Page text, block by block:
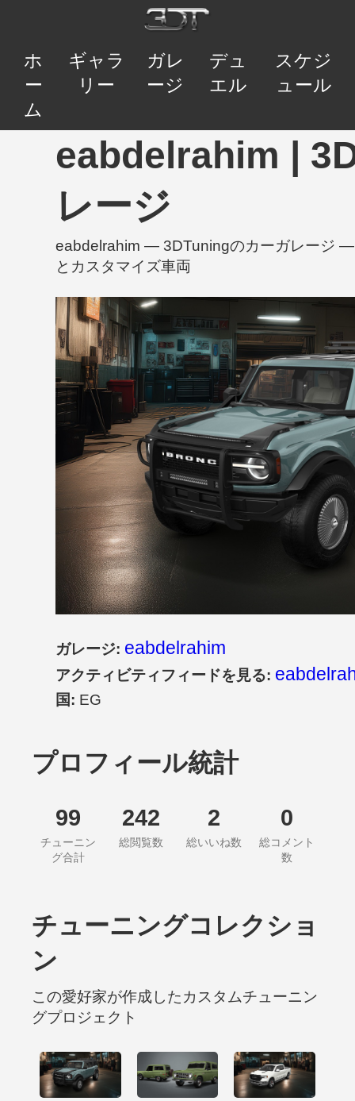
ホ
ー
ム
ギャラ
リー
ガレ
ージ
デュ
エル
スケジ
ュール
eabdelrahim |
レージ
eabdelrahim — 3DTuningのカーガレージ
とカスタマイズ車両
ガレージ: eabdelrahim
アクティビティフィードを見る:
国: EG
プロフィール統計
99
チューニン
グ合計
242
総閲覧数
2
総いいね数
0
総コメント
数
チューニングコレクショ
ン
この愛好家が作成したカスタムチューニン
グプロジェクト